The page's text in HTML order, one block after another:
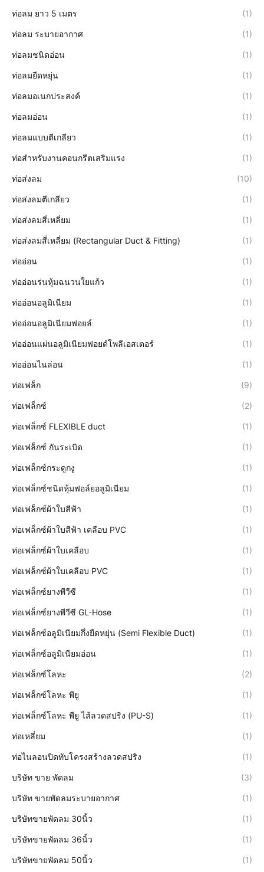
ท่อลม ยาว 5 เมตร (1)
ท่อลม ระบายอากาศ (1)
ท่อลมชนิดอ่อน (1)
ท่อลมยืดหยุ่น (1)
ท่อลมอเนกประสงค์ (1)
ท่อลมอ่อน (1)
ท่อลมแบบตีเกลียว (1)
ท่อสำหรับงานคอนกรีตเสริมแรง (1)
ท่อส่งลม (10)
ท่อส่งลมตีเกลียว (1)
ท่อส่งลมสี่เหลี่ยม (1)
ท่อส่งลมสี่เหลี่ยม (Rectangular Duct & Fitting) (1)
ท่ออ่อน (1)
ท่ออ่อนร่นหุ้มฉนวนใยแก้ว (1)
ท่ออ่อนอลูมิเนียม (1)
ท่ออ่อนอลูมิเนียมฟอยล์ (1)
ท่ออ่อนแผ่นอลูมิเนียมฟอยด์โพลีเอสเตอร์ (1)
ท่ออ่อนไนล่อน (1)
ท่อเฟล็ก (9)
ท่อเฟล็กซ์ (2)
ท่อเฟล็กซ์ FLEXIBLE duct (1)
ท่อเฟล็กซ์ กันระเบิด (1)
ท่อเฟล็กซ์กระดูกงู (1)
ท่อเฟล็กซ์ชนิดหุ้มฟอล์ยอลูมิเนียม (1)
ท่อเฟล็กซ์ผ้าใบสีฟ้า (1)
ท่อเฟล็กซ์ผ้าใบสีฟ้า เคลือบ PVC (1)
ท่อเฟล็กซ์ผ้าใบเคลือบ (1)
ท่อเฟล็กซ์ผ้าใบเคลือบ PVC (1)
ท่อเฟล็กซ์ยางพีวีซี (1)
ท่อเฟล็กซ์ยางพีวีซี GL-Hose (1)
ท่อเฟล็กซ์อลูมิเนียมกึ่งยืดหยุ่น (Semi Flexible Duct) (1)
ท่อเฟล็กซ์อลูมิเนียมอ่อน (1)
ท่อเฟล็กซ์โลหะ (2)
ท่อเฟล็กซ์โลหะ พียู (1)
ท่อเฟล็กซ์โลหะ พียู ไส้ลวดสปริง (PU-S) (1)
ท่อเหลี่ยม (1)
ท่อไนลอนปิดทับโครงสร้างลวดสปริง (1)
บริษัท ขาย พัดลม (3)
บริษัท ขายพัดลมระบายอากาศ (1)
บริษัทขายพัดลม 30นิ้ว (1)
บริษัทขายพัดลม 36นิ้ว (1)
บริษัทขายพัดลม 50นิ้ว (1)